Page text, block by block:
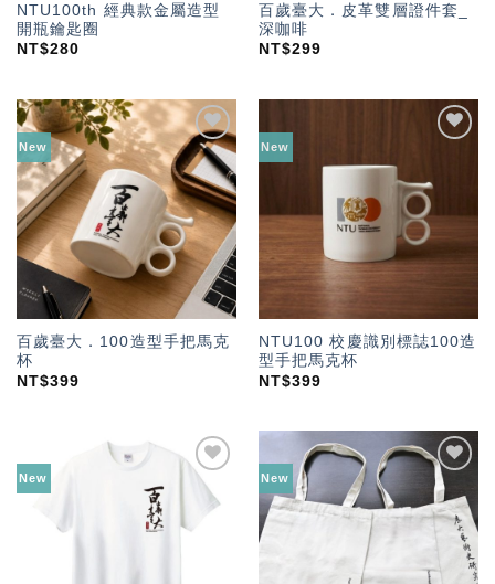
NTU100th 經典款金屬造型
開瓶鑰匙圈
NT$280
百歲臺大．皮革雙層證件套_
深咖啡
NT$299
New
加入
「願
望輕
單」
百歲臺大．100造型手把馬克
杯
NT$399
New
NTU100 校慶識別標誌100造
型手把馬克杯
NT$399
New
加入
「願
New
加入
「願
望輕
單」